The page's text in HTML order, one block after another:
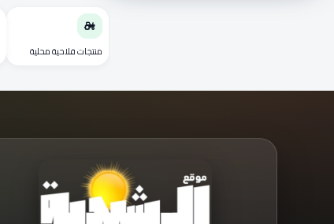
منتجات فلاحية محلية